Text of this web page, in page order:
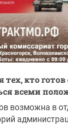
кто
всеми
возможна в